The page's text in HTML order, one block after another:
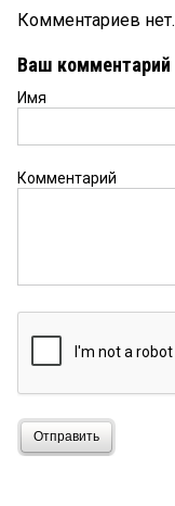
Комментариев нет.
Ваш комментарий
Имя
Комментарий
Отправить